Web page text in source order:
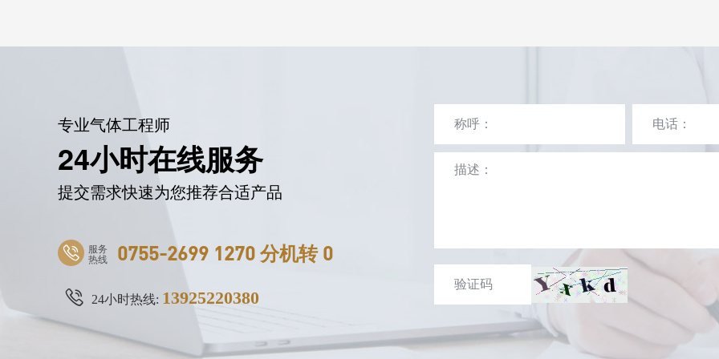
专业气体工程师
24小时在线服务
提交需求快速为您推荐合适产品
服务
热线 0755-2699 1270 分机转 0
24小时热线: 13925220380